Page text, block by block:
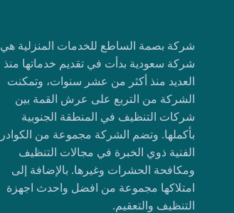
شركة بصمة الساطع للخدمات المنزلية هي
شركة سعودية بدأت في تقديم خدماتها منذ
العديد منذ أكثر من عشر سنوات، وتمكنت
الشركة من التربع على عرش القمة بين
شركات التنظيف في المنطقة الجنوبية
بأكملها. وتضم الشركة مجموعة من الكوادر
الفنية ذوي الخبرة في مجالات التنظيف
ومكافحة الحشرات وغيرها. بالإضافة إلى
امتلاكها مجموعة من افضل واحدث اجهزة
التنظيف والتعقيم.